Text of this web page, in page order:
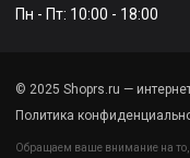
Пн - Пт: 10:00 - 18:00
© 2025 Shoprs.ru —
Политика
Обращаем ваше внимание на то,